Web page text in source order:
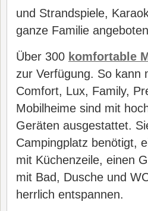
und Strandspiele,
ganze Familie
Über 300 komfortable
zur Verfügung. So kann
Comfort, Lux, Family,
Mobilheime sind mit
Geräten ausgestattet.
Campingplatz benötigt,
mit Küchenzeile, einen
mit Bad, Dusche und
herrlich entspannen.